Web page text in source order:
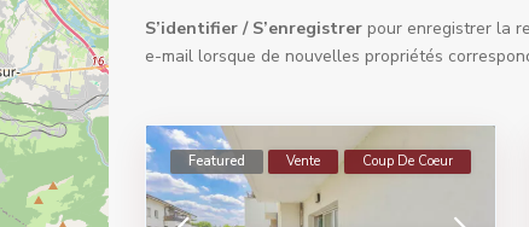
S’identifier / S’enregistrer pour enregistrer la
e-mail lorsque de nouvelles propriétés
Featured Vente Coup De Coeur